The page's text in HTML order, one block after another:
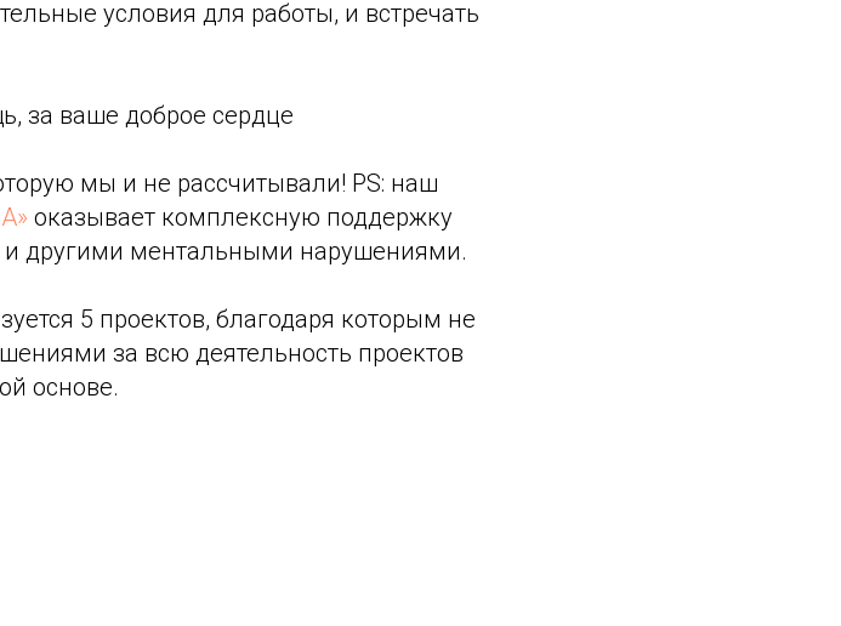
условия для работы, и встречать
за ваше доброе сердце
мы и не рассчитывали! PS: наш
оказывает комплексную поддержку
другими ментальными нарушениями.
5 проектов, благодаря которым не
за всю деятельность проектов
основе.